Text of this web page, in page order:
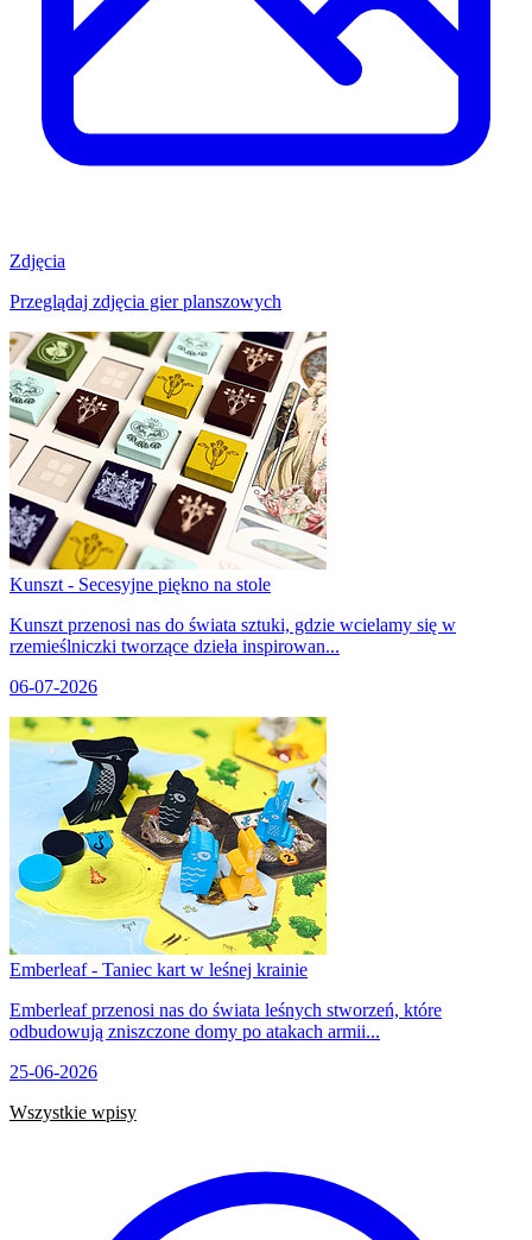
Zdjęcia
Przeglądaj zdjęcia gier planszowych
Kunszt - Secesyjne piękno na stole
Kunszt przenosi nas do świata sztuki, gdzie wcielamy się w
rzemieślniczki tworzące dzieła inspirowan...
06-07-2026
Emberleaf - Taniec kart w leśnej krainie
Emberleaf przenosi nas do świata leśnych stworzeń, które
odbudowują zniszczone domy po atakach armii...
25-06-2026
Wszystkie wpisy